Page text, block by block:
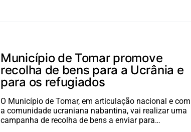
Município de Tomar promove
recolha de bens para a Ucrânia e
para os refugiados
O Município de Tomar, em articulação nacional e com
a comunidade ucraniana nabantina, vai realizar uma
campanha de recolha de bens a enviar para…